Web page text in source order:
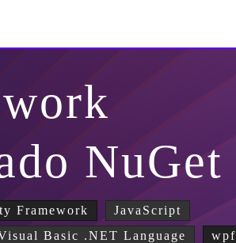
NuGet
Framework
JavaScript
Basic .NET Language wpf